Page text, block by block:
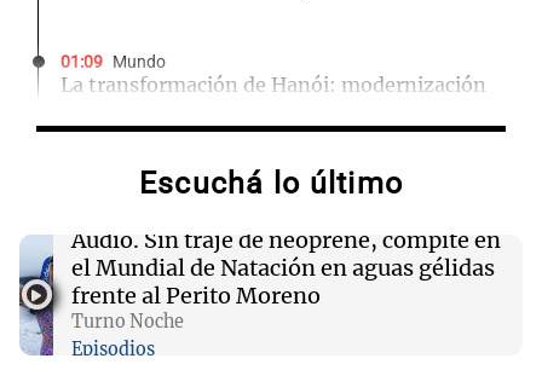
01:09 Mundo
La transformación de Hanói: modernización
Clima
viernes 7 de agosto
00:32 Mundo
Simone Biles da inicio a la cuenta regresiva
para los Juegos Panamericanos de Lima 2027
Escuchá lo último
Audio. Sin traje de neoprene, compite en
el Mundial de Natación en aguas gélidas
frente al Perito Moreno
Turno Noche
Episodios